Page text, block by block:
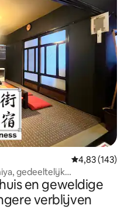
Gemiddelde
4,83 (143)
gedeeltelijk
Fi/airconditioning
en geweldige
verblijven